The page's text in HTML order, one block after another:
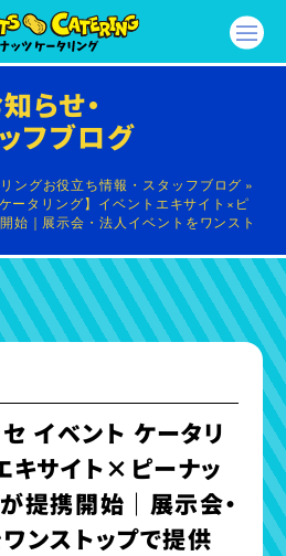
らせ・
フブログ
ングお役立ち情報・スタッフブログ »
ータリング】イベントエキサイト×ピ
始｜展示会・法人イベントをワンスト
イベント ケータリ
キサイト×ピーナッ
提携開始｜展示会・
ンストップで提供